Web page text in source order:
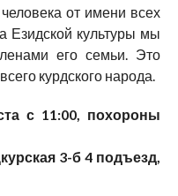
от имени всех
Езидской культуры мы
его семьи. Это
курдского народа.
с 11:00, похороны
3-б 4 подъезд,